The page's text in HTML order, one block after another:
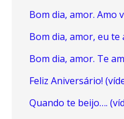
Bom dia, amor. Amo
Bom dia, amor, eu te
Bom dia, amor. Te
Feliz Aniversário!
Quando te beijo….